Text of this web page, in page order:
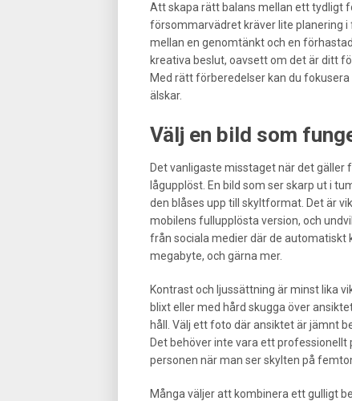
Att skapa rätt balans mellan ett tydligt
försommarvädret kräver lite planering
mellan en genomtänkt och en
kreativa beslut, oavsett om det är ditt
Med rätt förberedelser kan du
älskar.
Välj en bild som
Det vanligaste misstaget när det
lågupplöst. En bild som ser skarp ut i
den blåses upp till skyltformat. Det är
mobilens fullupplösta version, och
från sociala medier där de automatiskt
megabyte, och gärna mer.
Kontrast och ljussättning är minst lika
blixt eller med hård skugga över
håll. Välj ett foto där ansiktet är jämnt
Det behöver inte vara ett
personen när man ser skylten på
Många väljer att kombinera ett gulligt